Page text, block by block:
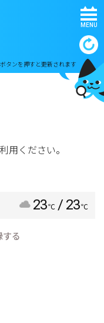
MENU
ボタンを押すと更新されます
用ください。
23℃ / 23℃
する